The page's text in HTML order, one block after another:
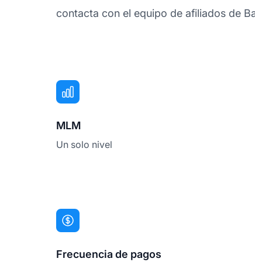
contacta con el equipo de afiliados de
MLM
Un solo nivel
Frecuencia de pagos